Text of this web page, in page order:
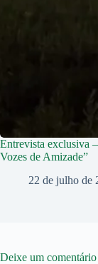
Entrevista exclusiva
Vozes de Amizade”
22 de julho de
Deixe um comentário